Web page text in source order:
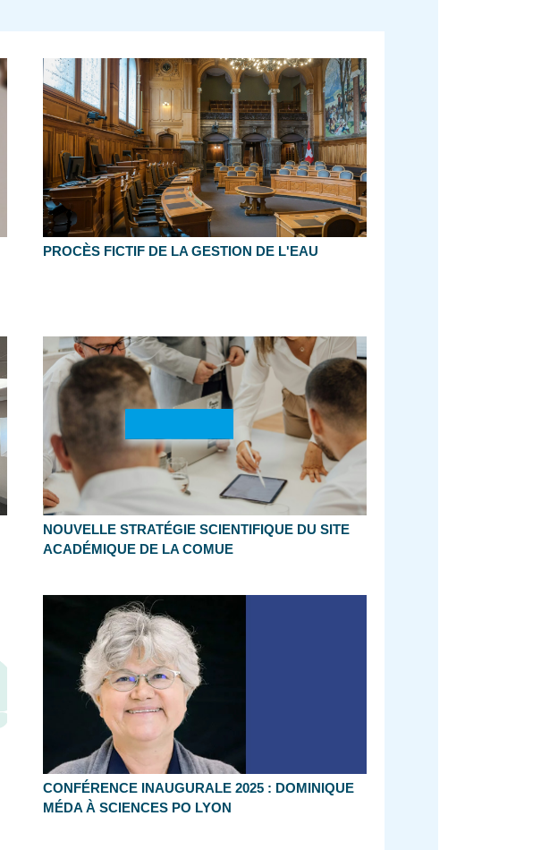
PROCÈS FICTIF DE LA GESTION DE L'EAU
NOUVELLE STRATÉGIE SCIENTIFIQUE DU SITE
ACADÉMIQUE DE LA COMUE
CONFÉRENCE INAUGURALE 2025 : DOMINIQUE
MÉDA À SCIENCES PO LYON